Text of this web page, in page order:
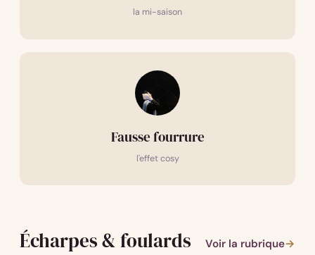
la mi-saison
Fausse fourrure
l'effet cosy
Écharpes & foulards Voir la rubrique→